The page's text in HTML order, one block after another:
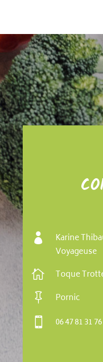

Karine
Voyageuse
 Toque
 Pornic
 06 47 81 31 76